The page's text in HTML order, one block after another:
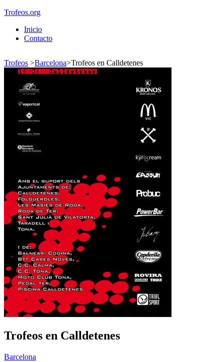
Trofeos.org
Inicio
Contacto
Trofeos >Barcelona>Trofeos en Calldetenes
Trofeos en Calldetenes
Barcelona